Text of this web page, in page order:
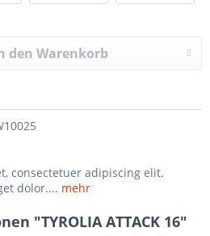
den Warenkorb
consectetuer adipiscing elit.
dolor.... mehr
"TYROLIA ATTACK 16"